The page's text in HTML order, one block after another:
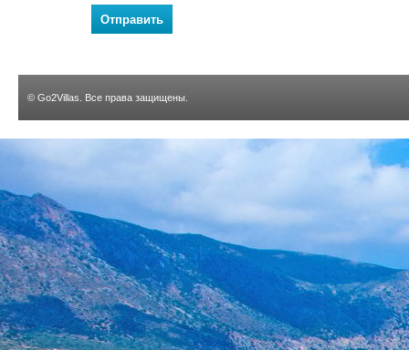
Отправить
© Go2Villas . Все права защищены.